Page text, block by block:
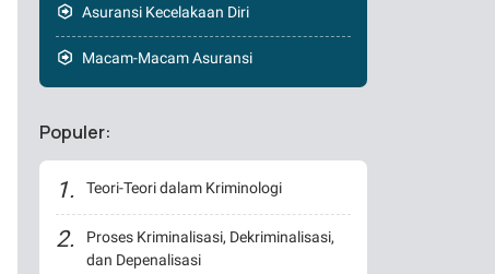
Asuransi Kecelakaan Diri
Macam-Macam Asuransi
Populer:
Teori-Teori dalam Kriminologi
Proses Kriminalisasi, Dekriminalisasi,
dan Depenalisasi